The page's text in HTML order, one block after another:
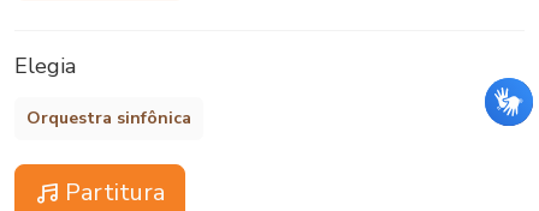
Elegia
Orquestra sinfônica
Partitura